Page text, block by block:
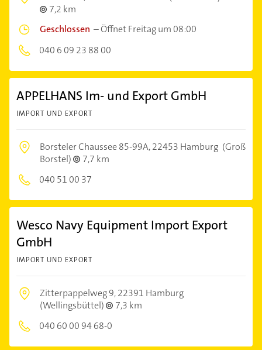
7,2 km
Geschlossen –Öffnet Freitag um 08:00
040 6 09 23 88 00
APPELHANS Im- und Export GmbH
IMPORT UND EXPORT
Borsteler Chaussee 85-99A,22453 Hamburg (Groß
Borstel)
7,7 km
040 51 00 37
Wesco Navy Equipment Import Export
GmbH
IMPORT UND EXPORT
Zitterpappelweg 9,22391 Hamburg
(Wellingsbüttel)
7,3 km
040 60 00 94 68-0